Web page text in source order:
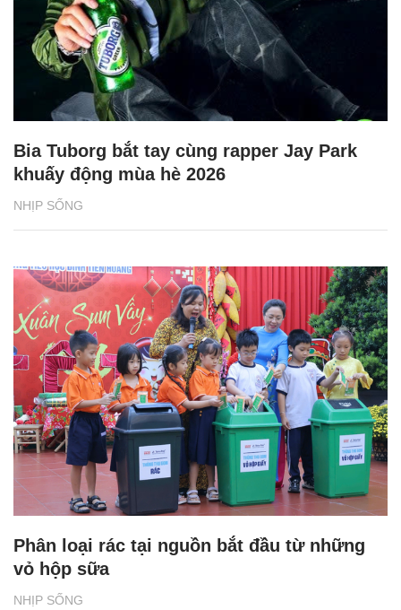
NHỊP SỐNG
Bia Tuborg bắt tay cùng rapper Jay Park
khuấy động mùa hè 2026
NHỊP SỐNG
Phân loại rác tại nguồn bắt đầu từ những
vỏ hộp sữa